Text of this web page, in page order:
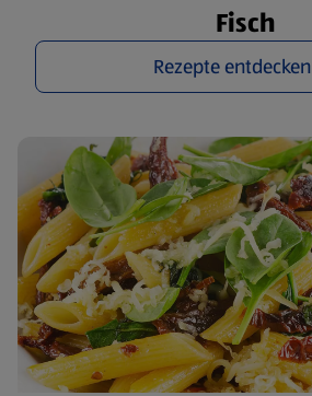
Fisch
Rezepte entdecken